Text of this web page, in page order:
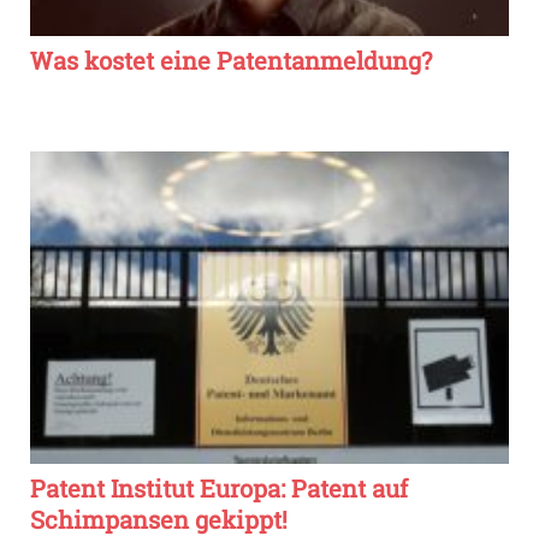
Was kostet eine Patentanmeldung?
Patent Institut Europa: Patent auf
Schimpansen gekippt!